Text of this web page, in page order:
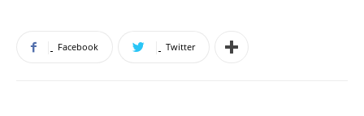
Facebook Twitter